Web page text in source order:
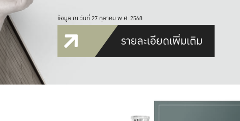
ข้อมูล ณ วันที่ 27 ตุลาคม พ.ศ. 2568
รายละเอียดเพิ่มเติม